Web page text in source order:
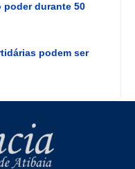
poder durante 50
podem ser